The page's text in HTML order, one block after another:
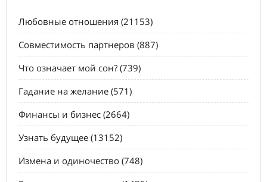
Любовные отношения (21153)
Совместимость партнеров (887)
Что означает мой сон? (739)
Гадание на желание (571)
Финансы и бизнес (2664)
Узнать будущее (13152)
Измена и одиночество (748)